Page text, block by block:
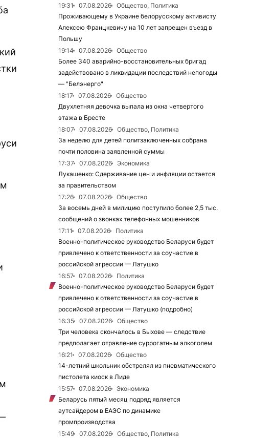
19:31
07.08.2026
Общество, Политика
Проживающему в Украине белорусскому активисту
Алексею Францкевичу на 10 лет запрещен въезд в
Польшу
19:14
07.08.2026
Общество
Более 340 аварийно-восстановительных бригад
задействовано в ликвидации последствий непогоды
— "Белэнерго"
18:17
07.08.2026
Общество
Двухлетняя девочка выпала из окна четвертого
этажа в Бресте
18:07
07.08.2026
Общество, Политика
За неделю для детей политзаключенных собрана
почти половина заявленной суммы
17:37
07.08.2026
Экономика
Лукашенко: Сдерживание цен и инфляции остается
за правительством
17:26
07.08.2026
Общество
За восемь дней в милицию поступило более 2,5 тыс.
сообщений о звонках телефонных мошенников
17:11
07.08.2026
Политика
Военно-политическое руководство Беларуси будет
привлечено к ответственности за соучастие в
российской агрессии — Латушко
16:57
07.08.2026
Политика
Военно-политическое руководство Беларуси будет
привлечено к ответственности за соучастие в
российской агрессии — Латушко (подробно)
16:35
07.08.2026
Общество
Три человека скончалось в Быхове — следствие
предполагает отравление суррогатным алкоголем
16:21
07.08.2026
Общество
14-летний школьник обстрелял из пневматического
пистолета киоск в Лиде
15:57
07.08.2026
Экономика
Беларусь пятый месяц подряд является
аутсайдером в ЕАЭС по динамике
промпроизводства
15:49
07.08.2026
Общество, Политика